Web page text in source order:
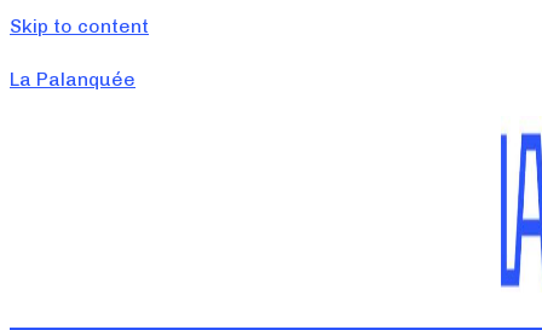
Skip to content
La Palanquée